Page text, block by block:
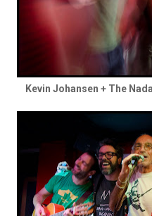
Kevin Johansen + The